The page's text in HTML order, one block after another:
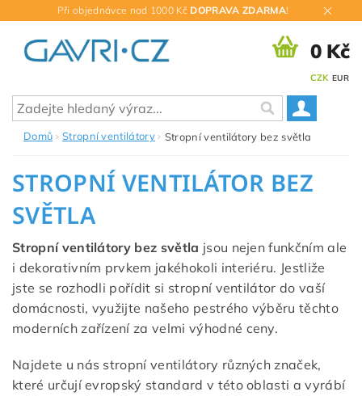
Při objednávce nad 1000 Kč DOPRAVA ZDARMA!
CZK EUR
0 Kč
Domů Stropní ventilátory Stropní ventilátory bez světla
STROPNÍ VENTILÁTOR BEZ
SVĚTLA
Stropní ventilátory bez světla jsou nejen funkčním ale
i dekorativním prvkem jakéhokoli interiéru. Jestliže
jste se rozhodli pořídit si stropní ventilátor do vaší
domácnosti, využijte našeho pestrého výběru těchto
moderních zařízení za velmi výhodné ceny.
Najdete u nás stropní ventilátory různých značek,
které určují evropský standard v této oblasti a vyrábí